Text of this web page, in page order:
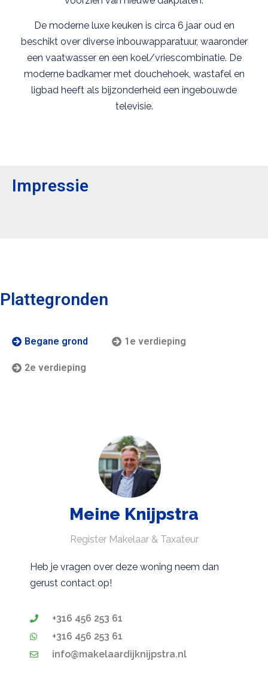
De moderne luxe keuken is circa 6 jaar oud en
beschikt over diverse inbouwapparatuur, waaronder
een vaatwasser en een koel/vriescombinatie. De
moderne badkamer met douchehoek, wastafel en
ligbad heeft als bijzonderheid een ingebouwde
televisie.
Impressie
Plattegronden
Begane grond 1e verdieping
2e verdieping
Meine Knijpstra
Register Makelaar & Taxateur
Heb je vragen over deze woning neem dan
gerust contact op!
+316 456 253 61
+316 456 253 61
info@makelaardijknijpstra.nl